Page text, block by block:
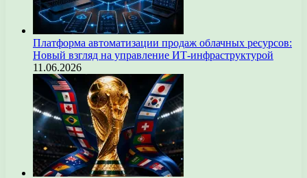
Платформа автоматизации продаж облачных ресурсов:
Новый взгляд на управление ИТ-инфраструктурой
11.06.2026